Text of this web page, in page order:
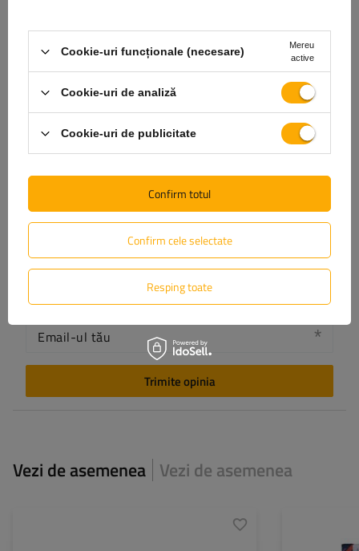
5/5
Conținutul părerii tale
Adăugă fotografia produsului:
Email-ul tău
Trimite opinia
Vezi de asemenea Vezi de asemenea
Cookie-uri funcționale (necesare)
Mereu
active
Cookie-uri de analiză
Cookie-uri de publicitate
Confirm cele selectate
Resping toate
Confirm totul